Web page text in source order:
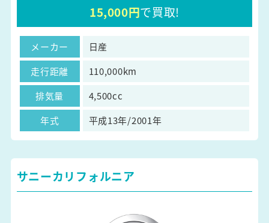
15,000円で買取!
メーカー
日産
走行距離
110,000km
排気量
4,500cc
年式
平成13年/2001年
サニーカリフォルニア